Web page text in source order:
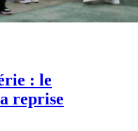
: le
reprise